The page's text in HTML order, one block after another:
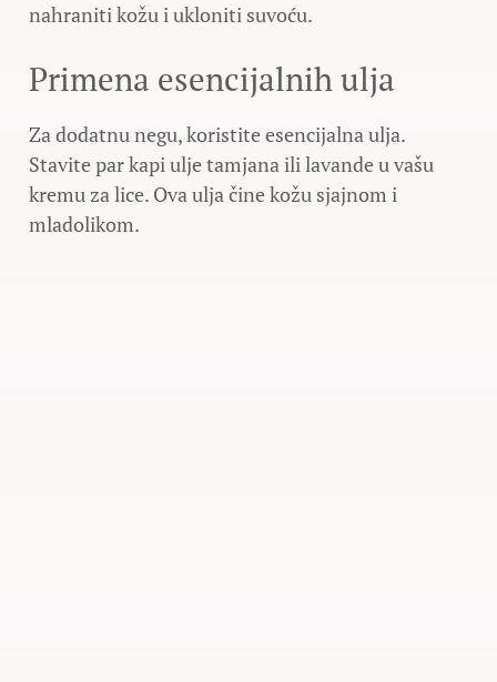
nahraniti kožu i ukloniti suvoću.
Primena esencijalnih ulja
Za dodatnu negu, koristite esencijalna ulja.
Stavite par kapi ulje tamjana ili lavande u vašu
kremu za lice. Ova ulja čine kožu sjajnom i
mladolikom.